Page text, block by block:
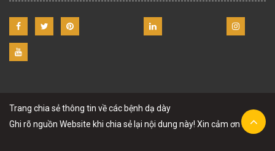
Trang chia sẻ thông tin về các bệnh dạ dày
Ghi rõ nguồn Website khi chia sẻ lại nội dung này! Xin cảm ơn !